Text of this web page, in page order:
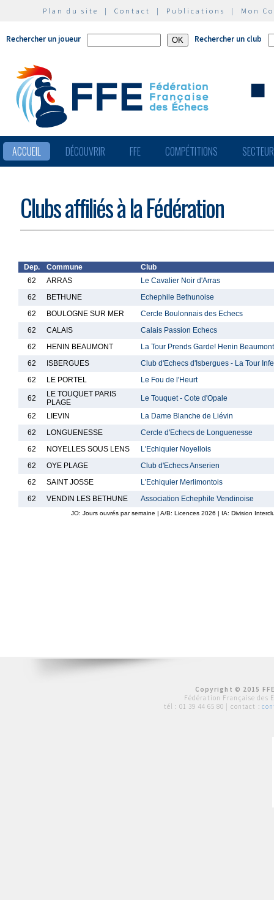
Plan du site | Contact | Publications | Mon
Rechercher un joueur Rechercher un club
ACCUEIL DÉCOUVRIR FFE COMPÉTITIONS
Clubs affiliés à la Fédération
Dep. Commune
Club
62
ARRAS
Le Cavalier Noir d'Arras
62
BETHUNE
Echephile Bethunoise
62
BOULOGNE SUR MER
Cercle Boulonnais des Echecs
62
CALAIS
Calais Passion Echecs
62
HENIN BEAUMONT
La Tour Prends Garde! Henin Beaumont
62
ISBERGUES
Club d'Echecs d'Isbergues - La Tour
62
LE PORTEL Le Fou de l'Heurt
62
LE TOUQUET PARIS
PLAGE
Le Touquet - Cote d'Opale
62 LIEVIN
La Dame Blanche de Liévin
62
LONGUENESSE
Cercle d'Echecs de Longuenesse
62
NOYELLES SOUS LENS
L'Echiquier Noyellois
62
OYE PLAGE
Club d'Echecs Anserien
62
SAINT JOSSE
L'Echiquier Merlimontois
62
VENDIN LES BETHUNE Association Echephile Vendinoise
JO: Jours ouvrés par semaine | A/B: Licences 2026 | IA: Division
Copyright © 2015
Fédération Française des
tél : 01 39 44 65 80 | contact :